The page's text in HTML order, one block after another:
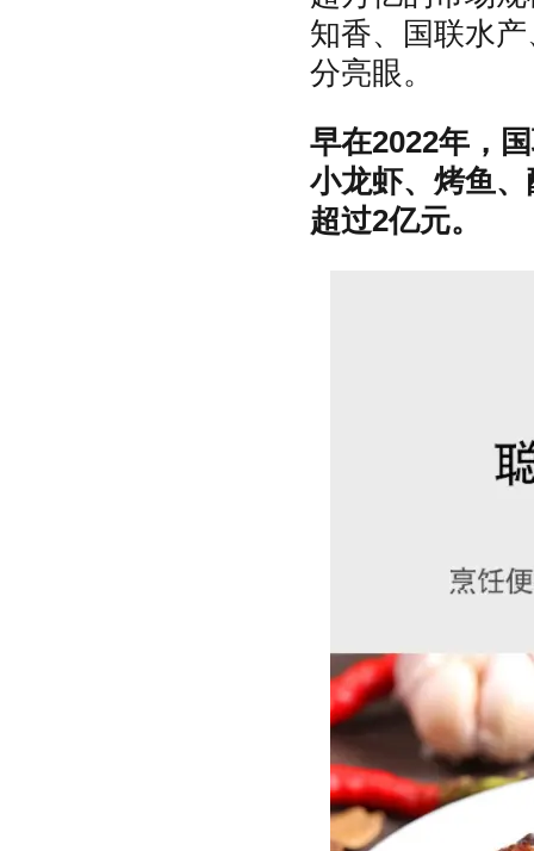
知香、国联水
分亮眼。
早在2022年，
小龙虾、烤鱼
超过2亿元。